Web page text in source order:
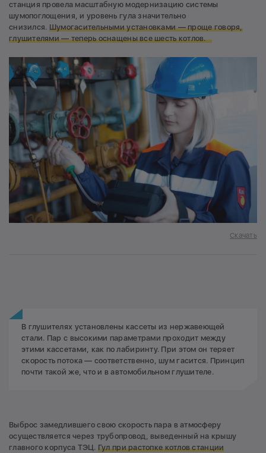
станция провела масштабную модернизацию системы
шумопоглощения, и уровень гула значительно
снизился. Шумогасительными установками — проще говоря,
глушителями — теперь оснащены все шесть котлов.
Скачать
В глушителях установлены кассеты из нержавеющей
стали. Пар с высокими параметрами проходит между
этими кассетами, как по лабиринту. При этом он теряет
скорость потока — соответственно, шум гасится. Принцип
почти такой же, что и в автомобильном глушителе.
Выброс замедлившего свою скорость пара в атмосферу
осуществляется через трубопровод, выведенный на крышу
главного корпуса ТЭЦ. Гул при растопке котлов станции